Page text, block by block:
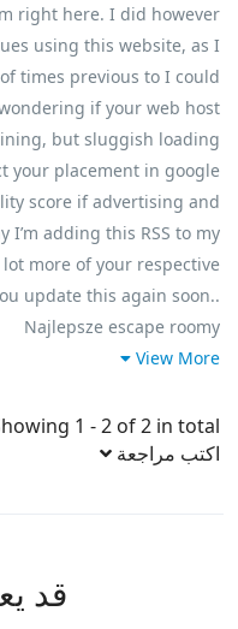
right here. I did however
using this website, as I
times previous to I could
if your web host
but sluggish loading
your placement in google
score if advertising and
adding this RSS to my
more of your respective
update this again soon..
Najlepsze escape roomy
View More
1 - 2 of 2 in total
اكتب مراجعة
قد